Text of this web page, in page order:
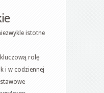
istotne
rolę
i w codziennej